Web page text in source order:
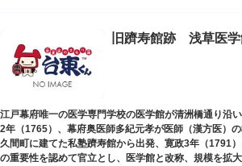
旧躋寿館跡 浅草医
江戸幕府唯一の医学専門学校の医学館が清洲橋通り沿
2年（1765）、幕府奥医師多紀元孝が医師（漢方医）
久間町に建てた私塾躋寿館から出発、寛政3年（1791
の重要性を認めて官立とし、医学館と改称、規模を拡